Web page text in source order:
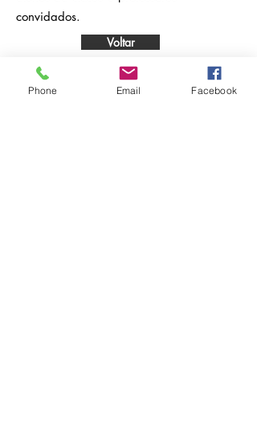
convidados.
Voltar
Phone Email Facebook